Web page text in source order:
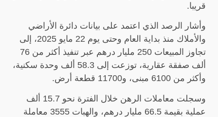
قريبا.
وأشار الرصد الذي اعتمد على بيانات دائرة الأراضي
والأملاك منذ بداية العام وحتى يوم 22 مايو 2025،
إلى
تجاوز المبيعات
250 مليار درهم عبر تنفيذ أكثر من 76
ألف صفقة عقارية، توزعت إلى 58.3 ألف وحدة سكنية،
وأكثر من 6100 مبنى، و11700 قطعة أرض.
وسجلت معاملات الرهن خلال الفترة نحو 15.7 ألف
عملية بقيمة 66.5 مليار درهم، والهبات 3555 معاملة